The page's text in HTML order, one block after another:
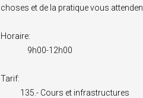
choses et de la pratique vous
Horaire:
9h00-12h00
Tarif:
135.- Cours et infrastructures